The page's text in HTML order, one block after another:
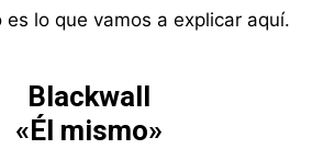
es lo que vamos a explicar aquí.
Blackwall
«Él mismo»